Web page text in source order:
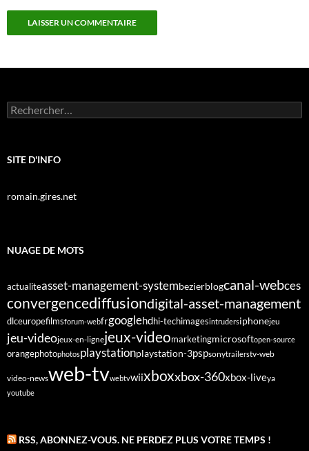
Rechercher :
SITE D'INFO
romain.gires.net
NUAGE DE MOTS
actualiteasset-management-systembezierblogcanal-webces
convergencediffusiondigital-asset-management
dlceuropefilmsforum-webfrgooglehdhi-techimagesintrudersiphonejeu
jeu-videojeux-en-lignejeux-videomarketingmicrosoftopen-source
orangephotophotosplaystationplaystation-3pspsonytrailerstv-web
video-newsweb-tvwebtvwiixboxxbox-360xbox-liveya
youtube
RSS, ABONNEZ-VOUS. NE PERDEZ PLUS VOTRE TEMPS !